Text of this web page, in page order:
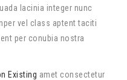
lacinia integer nunc
vel class aptent taciti
per conubia nostra
Existing amet consectetur